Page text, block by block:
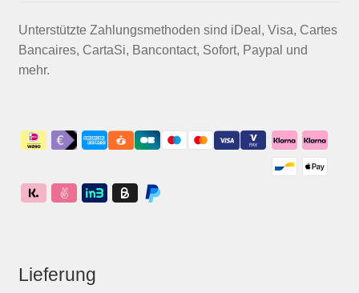
Unterstützte Zahlungsmethoden sind iDeal, Visa, Cartes
Bancaires, CartaSi, Bancontact, Sofort, Paypal und
mehr.
Lieferung